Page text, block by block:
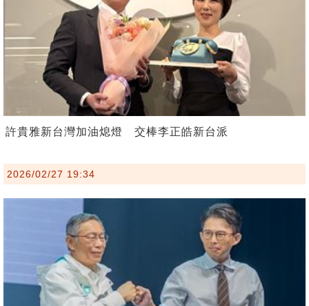
許貴雅新台灣加油熄燈 交棒李正皓新台派
2026/02/27 19:34